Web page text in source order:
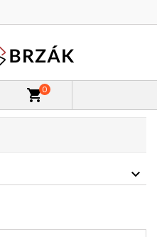
shopping_cart0